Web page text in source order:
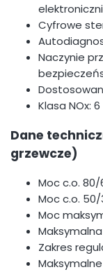
Cyfrowe
Naczynie
Klasa NOx: 6
Dane
grzewcze)
Moc c.o. 80/
Moc c.o. 50/
Moc
Zakres